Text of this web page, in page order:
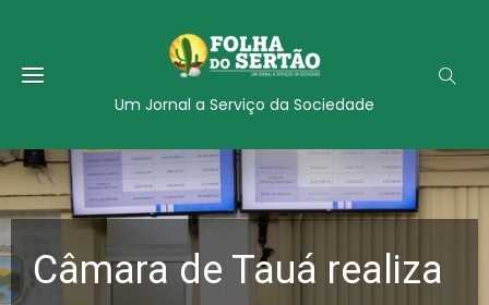
Um Jornal a Serviço da Sociedade
Câmara de Tauá realiza